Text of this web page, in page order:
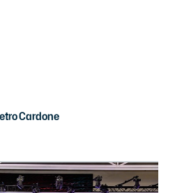
Cardone